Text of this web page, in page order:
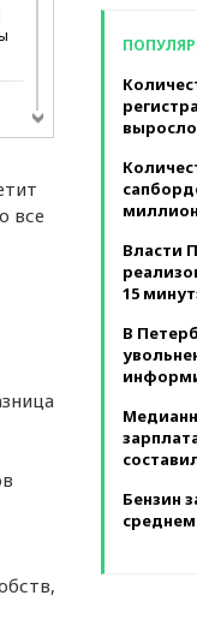
все
Власти
15
В
Бензин
среднем